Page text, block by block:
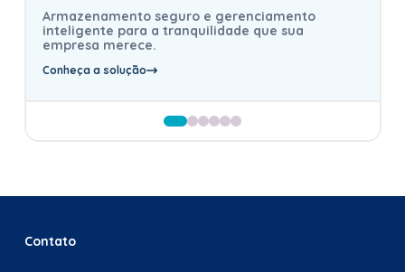
Armazenamento seguro e gerenciamento
inteligente para a tranquilidade que sua
empresa merece.
Conheça a solução
Contato